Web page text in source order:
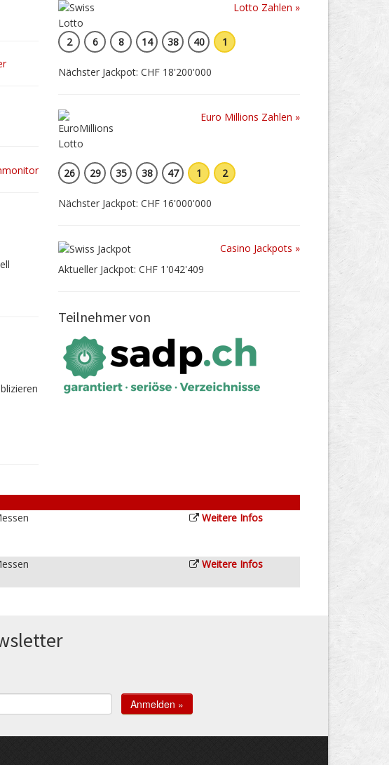
Lotto Zahlen »
2 6 8 14 38 40 1
Nächster Jackpot: CHF 18'200'000
Euro Millions Zahlen »
26 29 35 38 47 1 2
Nächster Jackpot: CHF 16'000'000
Casino Jackpots »
Aktueller Jackpot: CHF 1'042'409
Teilnehmer von
Weitere Infos
Weitere Infos